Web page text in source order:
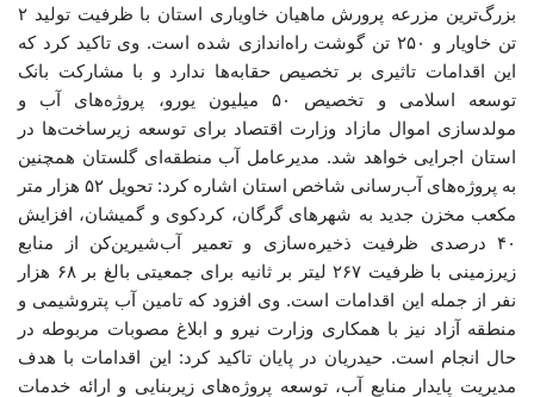
بزرگ‌ترین مزرعه پرورش ماهیان خاویاری استان با ظرفیت تولید ۲
تن خاویار و ۲۵۰ تن گوشت راه‌اندازی شده است. وی تاکید کرد که
این اقدامات تاثیری بر تخصیص حقابه‌ها ندارد و با مشارکت بانک
توسعه اسلامی و تخصیص ۵۰ میلیون یورو، پروژه‌های آب و
مولدسازی اموال مازاد وزارت اقتصاد برای توسعه زیرساخت‌ها در
استان اجرایی خواهد شد. مدیرعامل آب منطقه‌ای گلستان همچنین
به پروژه‌های آب‌رسانی شاخص استان اشاره کرد: تحویل ۵۲ هزار متر
مکعب مخزن جدید به شهرهای گرگان، کردکوی و گمیشان، افزایش
۴۰ درصدی ظرفیت ذخیره‌سازی و تعمیر آب‌شیرین‌کن از منابع
زیرزمینی با ظرفیت ۲۶۷ لیتر بر ثانیه برای جمعیتی بالغ بر ۶۸ هزار
نفر از جمله این اقدامات است. وی افزود که تامین آب پتروشیمی و
منطقه آزاد نیز با همکاری وزارت نیرو و ابلاغ مصوبات مربوطه در
حال انجام است. حیدریان در پایان تاکید کرد: این اقدامات با هدف
مدیریت پایدار منابع آب، توسعه پروژه‌های زیربنایی و ارائه خدمات